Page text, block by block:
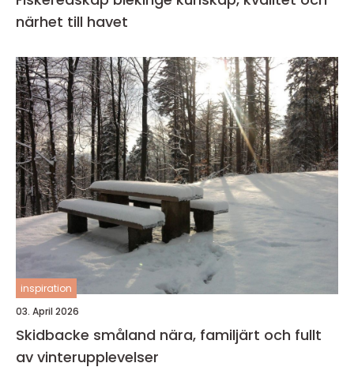
närhet till havet
inspiration
03. April 2026
Skidbacke småland nära, familjärt och fullt
av vinterupplevelser